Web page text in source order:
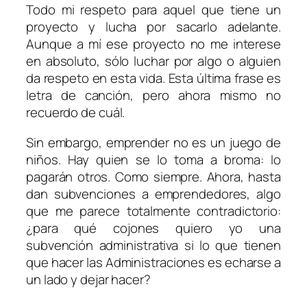
Todo mi respeto para aquel que tiene un
proyecto y lucha por sacarlo adelante.
Aunque a mí ese proyecto no me interese
en absoluto, sólo luchar por algo o alguien
da respeto en esta vida. Esta última frase es
letra de canción, pero ahora mismo no
recuerdo de cuál.
Sin embargo, emprender no es un juego de
niños. Hay quien se lo toma a broma: lo
pagarán otros. Como siempre. Ahora, hasta
dan subvenciones a emprendedores, algo
que me parece totalmente contradictorio:
¿para qué cojones quiero yo una
subvención administrativa si lo que tienen
que hacer las Administraciones es echarse a
un lado y dejar hacer?